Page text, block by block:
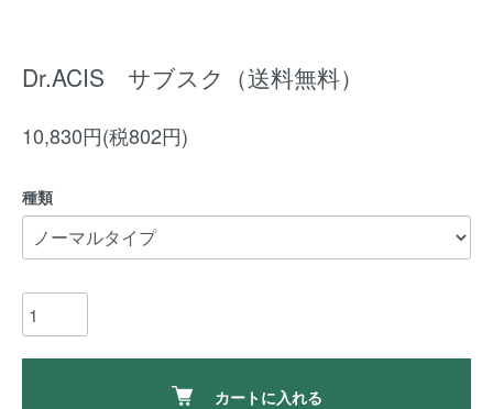
Dr.ACIS サブスク（送料無料）
10,830円(税802円)
種類
カートに入れる